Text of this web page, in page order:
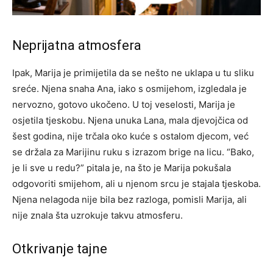
Neprijatna atmosfera
Ipak, Marija je primijetila da se nešto ne uklapa u tu sliku
sreće. Njena snaha Ana, iako s osmijehom, izgledala je
nervozno, gotovo ukočeno. U toj veselosti, Marija je
osjetila tjeskobu. Njena unuka Lana, mala djevojčica od
šest godina, nije trčala oko kuće s ostalom djecom, već
se držala za Marijinu ruku s izrazom brige na licu. “Bako,
je li sve u redu?” pitala je, na što je Marija pokušala
odgovoriti smijehom, ali u njenom srcu je stajala tjeskoba.
Njena nelagoda nije bila bez razloga, pomisli Marija, ali
nije znala šta uzrokuje takvu atmosferu.
Otkrivanje tajne